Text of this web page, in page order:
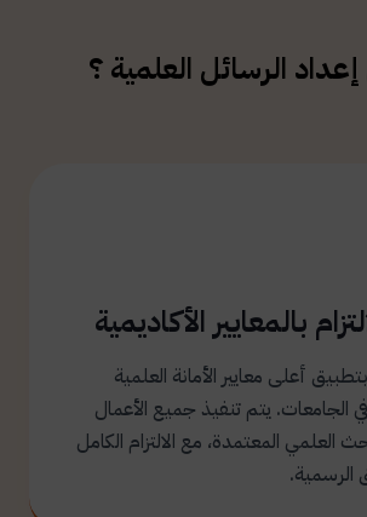
إعداد الرسائل العلمية ؟
بالمعايير الأكاديمية
أعلى معايير الأمانة العلمية
الجامعات. يتم تنفيذ جميع الأعمال
العلمي المعتمدة، مع الالتزام الكامل
الرسمية.